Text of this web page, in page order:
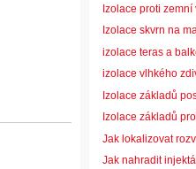
Izolace proti zemní
Izolace skvrn na
izolace teras a
izolace vlhkého
Izolace základů
Izolace základů
Jak lokalizovat
Jak nahradit